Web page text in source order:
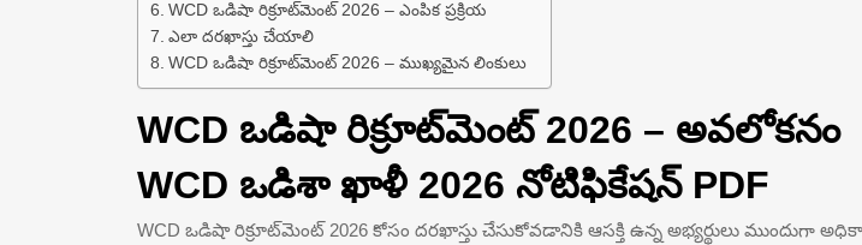
WCD ఒడిషా రిక్రూట్‌మెంట్ 2026 – ఎంపిక ప్రక్రియ
ఎలా దరఖాస్తు చేయాలి
WCD ఒడిషా రిక్రూట్‌మెంట్ 2026 – ముఖ్యమైన లింకులు
WCD ఒడిషా రిక్రూట్‌మెంట్ 2026 – అవలోకనం
WCD ఒడిశా ఖాళీ 2026 నోటిఫికేషన్ PDF
WCD ఒడిషా రిక్రూట్‌మెంట్ 2026 కోసం దరఖాస్తు చేసుకోవడానికి ఆసక్తి ఉన్న అభ్యర్థులు ముందుగా